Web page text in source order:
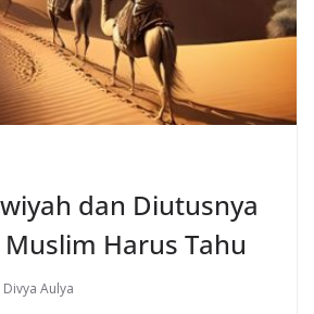
dan Diutusnya
Harus Tahu
Aulya